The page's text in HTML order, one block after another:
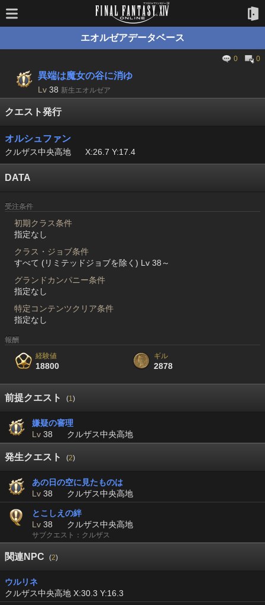
エオルゼアデータベース
0 0
異端は魔女の谷に消ゆ
Lv 38 新生エオルゼア
クエスト発行
オルシュファン
クルザス中央高地 X:26.7 Y:17.4
DATA
受注条件
初期クラス条件
指定なし
クラス・ジョブ条件
すべて (リミテッドジョブを除く) Lv 38～
グランドカンパニー条件
指定なし
特定コンテンツクリア条件
指定なし
報酬
経験値
18800
ギル
2878
前提クエスト (1)
嫌疑の審理
Lv 38 クルザス中央高地
発生クエスト (2)
あの日の空に見たものは
Lv 38 クルザス中央高地
とこしえの絆
Lv 38 クルザス中央高地
サブクエスト：クルザス
関連NPC (2)
ウルリネ
クルザス中央高地 X:30.3 Y:16.3